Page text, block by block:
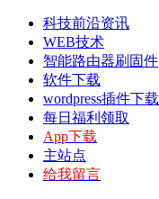
科技前沿资讯
WEB技术
智能路由器刷固件
软件下载
wordpress插件下载
每日福利领取
App下载
主站点
给我留言